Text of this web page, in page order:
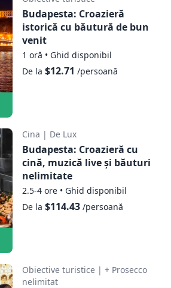
Budapesta: Croazieră
istorică cu băutură de bun
venit
1 oră • Ghid disponibil
De la $12.71 /persoană
Cina | De Lux
Budapesta: Croazieră cu
cină, muzică live și băuturi
nelimitate
2.5-4 ore • Ghid disponibil
De la $114.43/persoană
Obiective turistice | + Prosecco
nelimitat